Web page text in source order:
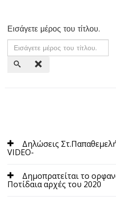
Εισάγετε μέρος του τίτλου.
Δηλώσεις
VIDEO-
Δημοπρατείται το
Ποτίδαια αρχές του 2020